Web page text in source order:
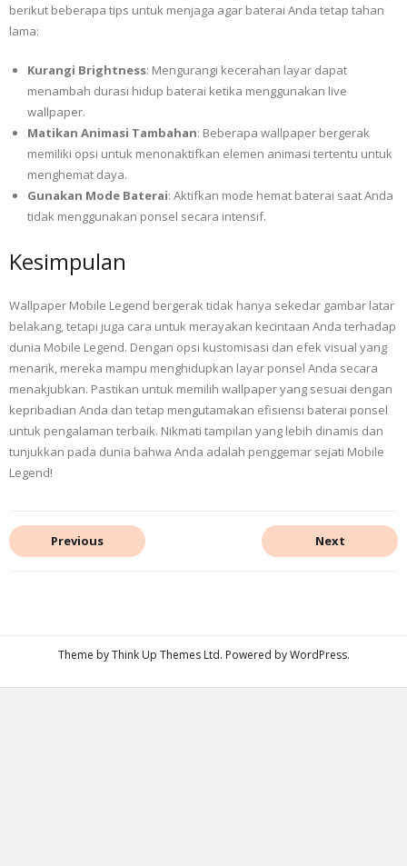
berikut beberapa tips untuk menjaga agar baterai Anda tetap tahan
lama:
Kurangi Brightness: Mengurangi kecerahan layar dapat
menambah durasi hidup baterai ketika menggunakan live
wallpaper.
Matikan Animasi Tambahan: Beberapa wallpaper bergerak
memiliki opsi untuk menonaktifkan elemen animasi tertentu untuk
menghemat daya.
Gunakan Mode Baterai: Aktifkan mode hemat baterai saat Anda
tidak menggunakan ponsel secara intensif.
Kesimpulan
Wallpaper Mobile Legend bergerak tidak hanya sekedar gambar latar
belakang, tetapi juga cara untuk merayakan kecintaan Anda terhadap
dunia Mobile Legend. Dengan opsi kustomisasi dan efek visual yang
menarik, mereka mampu menghidupkan layar ponsel Anda secara
menakjubkan. Pastikan untuk memilih wallpaper yang sesuai dengan
kepribadian Anda dan tetap mengutamakan efisiensi baterai ponsel
untuk pengalaman terbaik. Nikmati tampilan yang lebih dinamis dan
tunjukkan pada dunia bahwa Anda adalah penggemar sejati Mobile
Legend!
Previous Next
Theme byThink Up Themes Ltd. Powered byWordPress.